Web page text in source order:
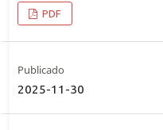
PDF
Publicado
2025-11-30